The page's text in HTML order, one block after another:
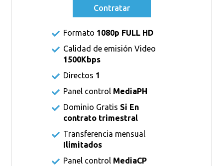
Contratar
Formato 1080p FULL HD
Calidad de emisión Video
1500Kbps
Directos 1
Panel control MediaPH
Dominio Gratis Si En
contrato trimestral
Transferencia mensual
Ilimitados
Panel control MediaCP